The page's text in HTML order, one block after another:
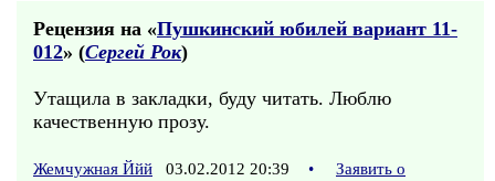
Рецензия на «Пушкинский юбилей вариант 11-
012» (Сергей Рок)
Утащила в закладки, буду читать. Люблю
качественную прозу.
Жемчужная Ййй 03.02.2012 20:39 •
Заявить о